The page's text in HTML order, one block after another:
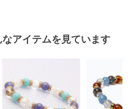
アイテムを見ています